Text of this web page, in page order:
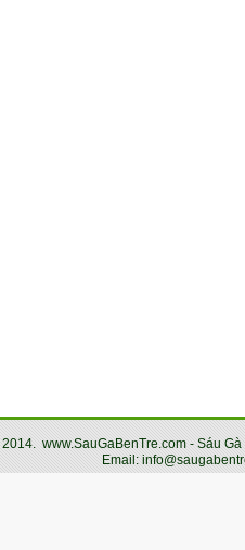
2014. www.SauGaBenTre.com - Sáu
Email: